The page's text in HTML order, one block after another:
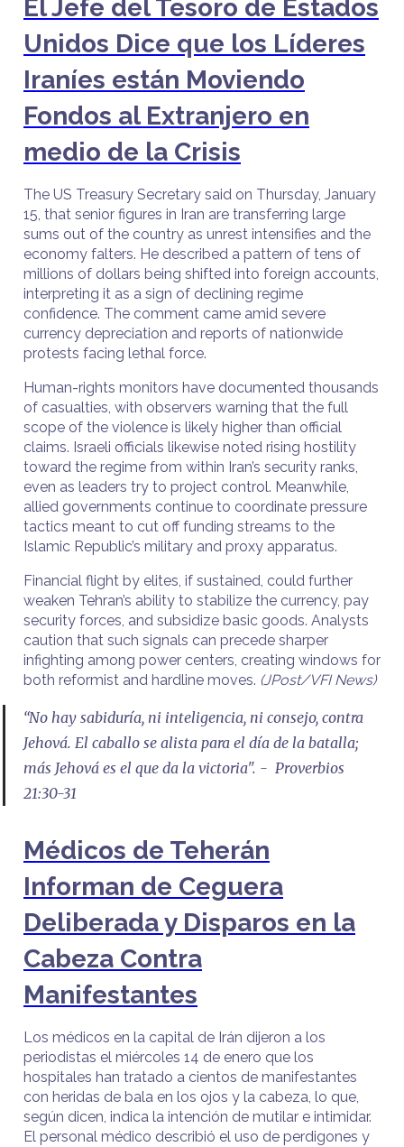
El Jefe del Tesoro de Estados
Unidos Dice que los Líderes
Iraníes están Moviendo
Fondos al Extranjero en
medio de la Crisis
The US Treasury Secretary said on Thursday, January
15, that senior figures in Iran are transferring large
sums out of the country as unrest intensifies and the
economy falters. He described a pattern of tens of
millions of dollars being shifted into foreign accounts,
interpreting it as a sign of declining regime
confidence. The comment came amid severe
currency depreciation and reports of nationwide
protests facing lethal force.
Human-rights monitors have documented thousands
of casualties, with observers warning that the full
scope of the violence is likely higher than official
claims. Israeli officials likewise noted rising hostility
toward the regime from within Iran’s security ranks,
even as leaders try to project control. Meanwhile,
allied governments continue to coordinate pressure
tactics meant to cut off funding streams to the
Islamic Republic’s military and proxy apparatus.
Financial flight by elites, if sustained, could further
weaken Tehran’s ability to stabilize the currency, pay
security forces, and subsidize basic goods. Analysts
caution that such signals can precede sharper
infighting among power centers, creating windows for
both reformist and hardline moves. (JPost/VFI News)
“No hay sabiduría, ni inteligencia, ni consejo, contra
Jehová. El caballo se alista para el día de la batalla;
más Jehová es el que da la victoria". - Proverbios
21:30-31
Médicos de Teherán
Informan de Ceguera
Deliberada y Disparos en la
Cabeza Contra
Manifestantes
Los médicos en la capital de Irán dijeron a los
periodistas el miércoles 14 de enero que los
hospitales han tratado a cientos de manifestantes
con heridas de bala en los ojos y la cabeza, lo que,
según dicen, indica la intención de mutilar e intimidar.
El personal médico describió el uso de perdigones y